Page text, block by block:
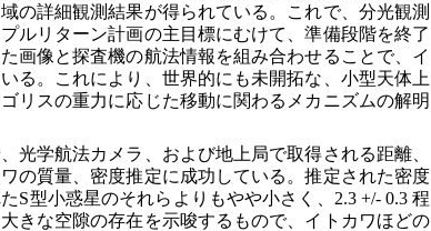
の詳細観測結果が得られている。これで、分光観測
ルリターン計画の主目標にむけて、準備段階を終了
画像と探査機の航法情報を組み合わせることで、イ
る。これにより、世界的にも未開拓な、小型天体上
リスの重力に応じた移動に関わるメカニズムの解明
光学航法カメラ、および地上局で取得される距離、
の質量、密度推定に成功している。推定された密度
S型小惑星のそれらよりもやや小さく、2.3 +/- 0.3 程
きな空隙の存在を示唆するもので、イトカワほどの